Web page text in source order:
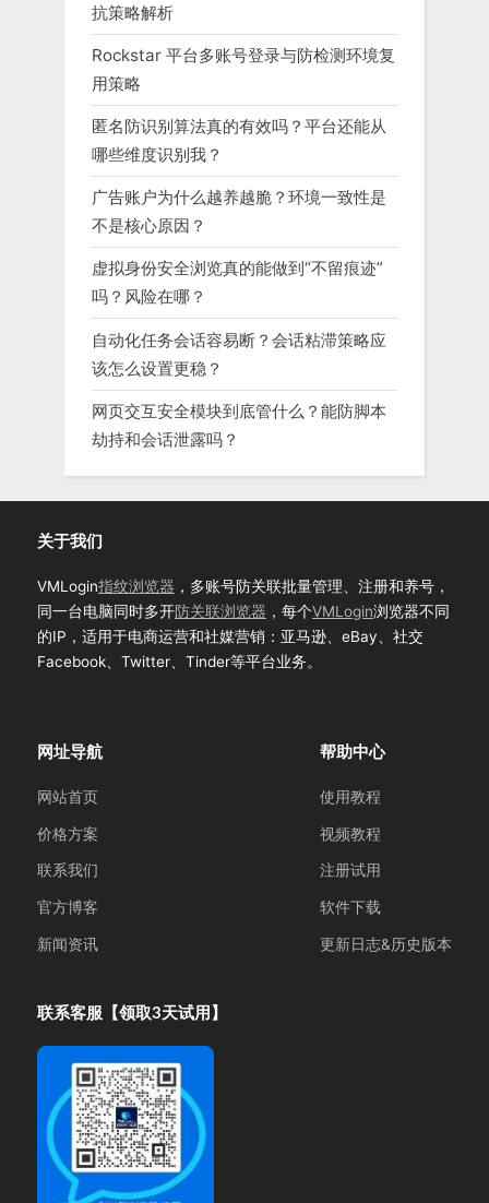
抗策略解析
Rockstar 平台多账号登录与防检测环境复
用策略
匿名防识别算法真的有效吗？平台还能从
哪些维度识别我？
广告账户为什么越养越脆？环境一致性是
不是核心原因？
虚拟身份安全浏览真的能做到“不留痕迹”
吗？风险在哪？
自动化任务会话容易断？会话粘滞策略应
该怎么设置更稳？
网页交互安全模块到底管什么？能防脚本
劫持和会话泄露吗？
关于我们
VMLogin指纹浏览器 ，多账号防关联批量管理、注册和养号，
同一台电脑同时多开防关联浏览器 ，每个VMLogin浏览器不同
的IP，适用于电商运营和社媒营销：亚马逊、eBay、社交
Facebook、Twitter、Tinder等平台业务。
网址导航
网站首页
价格方案
联系我们
官方博客
新闻资讯
帮助中心
使用教程
视频教程
注册试用
软件下载
更新日志&历史版本
联系客服【领取3天试用】